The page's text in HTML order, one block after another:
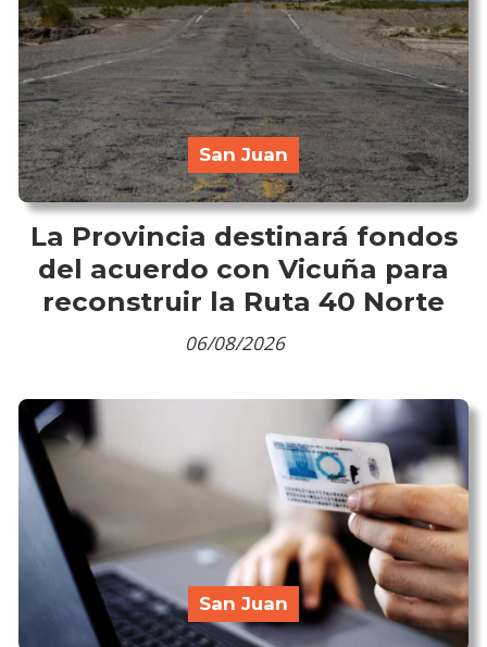
La Provincia destinará fondos
del acuerdo con Vicuña para
reconstruir la Ruta 40 Norte
San Juan
06/08/2026
San Juan